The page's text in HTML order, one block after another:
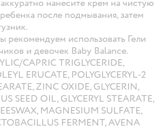
нанесите крем на чистую
после подмывания, затем
рекомендуем использовать Гели
и девочек Baby Balance.
CAPRIC TRIGLYCERIDE,
ERUCATE, POLYGLYCERYL-2
ZINC OXIDE, GLYCERIN,
SEED OIL, GLYCERYL STEARATE,
MAGNESIUM SULFATE,
FERMENT, AVENA